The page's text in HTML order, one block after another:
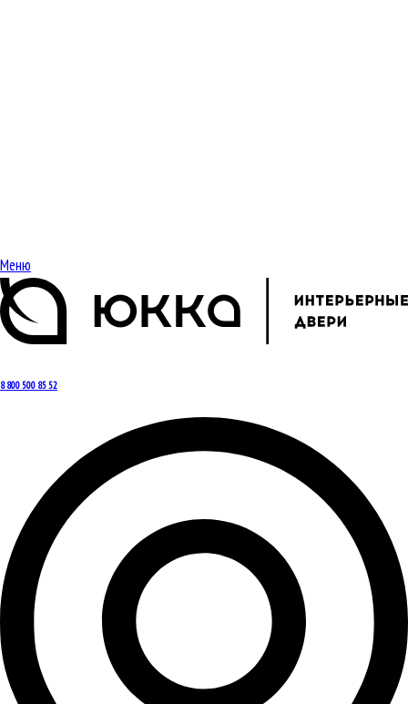
Меню
8 800 500 85 52